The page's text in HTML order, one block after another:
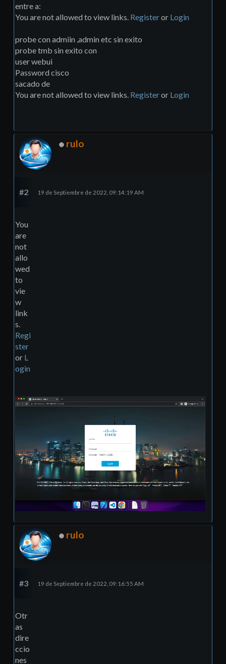
entre a:
You are not allowed to view links. Registeror Login
probe con admiin ,admin etc sin exito
probe tmb sin exito con
user webui
Password cisco
sacado de
You are not allowed to view links. Registeror Login
rulo
#2 19 de Septiembre de 2022, 09:14:19 AM
You
are
not
allo
wed
to
vie
w
link
s.
Regi
ster
or L
ogin
rulo
#3 19 de Septiembre de 2022, 09:16:55 AM
Otr
as
dire
ccio
nes